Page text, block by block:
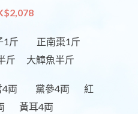
1斤 正南棗1斤
大鱆魚半斤
4両 黨參4両 紅
黃耳4両